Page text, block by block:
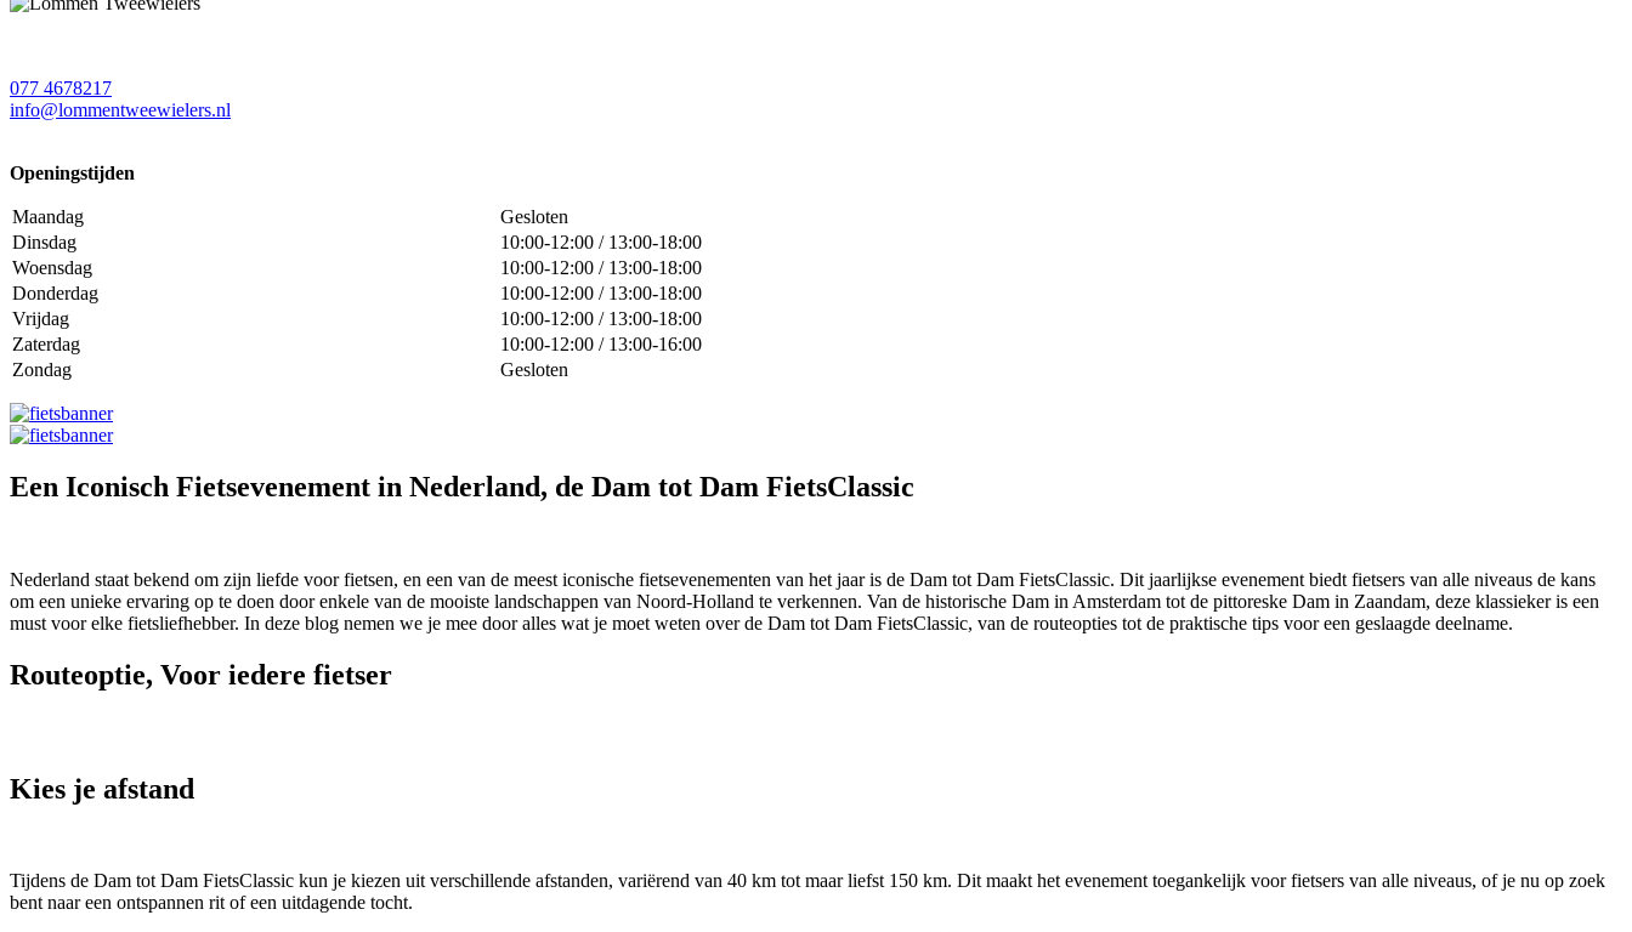
077 4678217
info@lommentweewielers.nl
Openingstijden
Maandag
Gesloten
Dinsdag
10:00-12:00 / 13:00-18:00
Woensdag
10:00-12:00 / 13:00-18:00
Donderdag
10:00-12:00 / 13:00-18:00
Vrijdag
10:00-12:00 / 13:00-18:00
Zaterdag
10:00-12:00 / 13:00-16:00
Zondag
Gesloten
Een Iconisch Fietsevenement in Nederland, de Dam tot Dam FietsClassic
Nederland staat bekend om zijn liefde voor fietsen, en een van de meest iconische fietsevenementen van het jaar is de Dam tot Dam FietsClassic. Dit jaarlijkse evenement biedt fietsers van alle niveaus de kans
om een unieke ervaring op te doen door enkele van de mooiste landschappen van Noord-Holland te verkennen. Van de historische Dam in Amsterdam tot de pittoreske Dam in Zaandam, deze klassieker is een
must voor elke fietsliefhebber. In deze blog nemen we je mee door alles wat je moet weten over de Dam tot Dam FietsClassic, van de routeopties tot de praktische tips voor een geslaagde deelname.
Routeoptie, Voor iedere fietser
Kies je afstand
Tijdens de Dam tot Dam FietsClassic kun je kiezen uit verschillende afstanden, variërend van 40 km tot maar liefst 150 km. Dit maakt het evenement toegankelijk voor fietsers van alle niveaus, of je nu op zoek
bent naar een ontspannen rit of een uitdagende tocht.